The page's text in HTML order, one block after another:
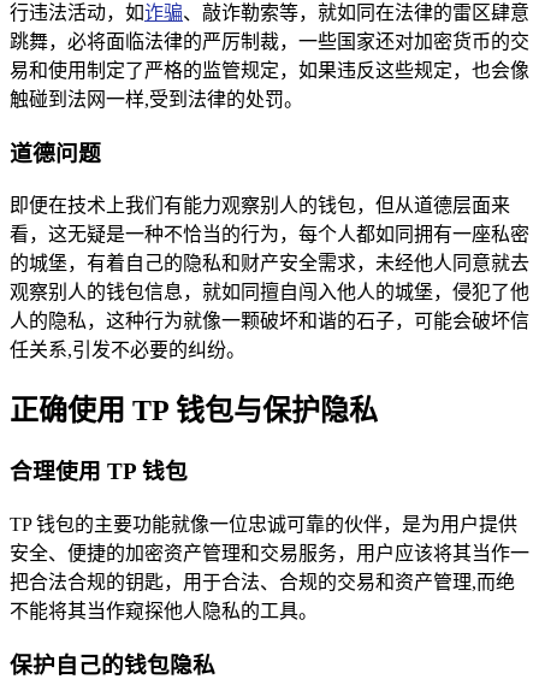
行违法活动，如诈骗、敲诈勒索等，就如同在法律的雷区肆意
跳舞，必将面临法律的严厉制裁，一些国家还对加密货币的交
易和使用制定了严格的监管规定，如果违反这些规定，也会像
触碰到法网一样,受到法律的处罚。
道德问题
即便在技术上我们有能力观察别人的钱包，但从道德层面来
看，这无疑是一种不恰当的行为，每个人都如同拥有一座私密
的城堡，有着自己的隐私和财产安全需求，未经他人同意就去
观察别人的钱包信息，就如同擅自闯入他人的城堡，侵犯了他
人的隐私，这种行为就像一颗破坏和谐的石子，可能会破坏信
任关系,引发不必要的纠纷。
正确使用 TP 钱包与保护隐私
合理使用 TP 钱包
TP 钱包的主要功能就像一位忠诚可靠的伙伴，是为用户提供
安全、便捷的加密资产管理和交易服务，用户应该将其当作一
把合法合规的钥匙，用于合法、合规的交易和资产管理,而绝
不能将其当作窥探他人隐私的工具。
保护自己的钱包隐私